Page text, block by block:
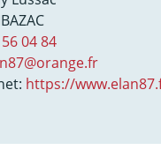
04 84
https://